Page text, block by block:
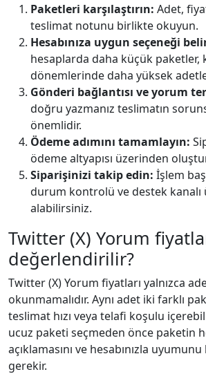
Paketleri karşılaştırın: Adet,
teslimat notunu birlikte okuyun.
Hesabınıza uygun seçeneği
hesaplarda daha küçük paketler,
dönemlerinde daha yüksek
Gönderi bağlantısı ve yorum
doğru yazmanız teslimatın
önemlidir.
Ödeme adımını tamamlayın:
ödeme altyapısı üzerinden
Siparişinizi takip edin: İşlem
durum kontrolü ve destek
alabilirsiniz.
Twitter (X) Yorum
değerlendirilir?
Twitter (X) Yorum fiyatları yalnızca
okunmamalıdır. Aynı adet iki farklı
teslimat hızı veya telafi koşulu
ucuz paketi seçmeden önce paketin
açıklamasını ve hesabınızla
gerekir.